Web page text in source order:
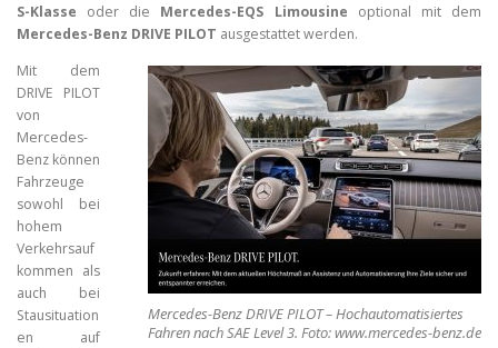
S-Klasse oder die Mercedes-EQS Limousine optional mit dem
Mercedes-Benz DRIVE PILOT ausgestattet werden.
Mercedes-Benz DRIVE PILOT – Hochautomatisiertes
Fahren nach SAE Level 3. Foto: www.mercedes-benz.de
Mit dem
DRIVE PILOT
von
Mercedes-
Benz können
Fahrzeuge
sowohl bei
hohem
Verkehrsauf
kommen als
auch bei
Stausituation
en auf